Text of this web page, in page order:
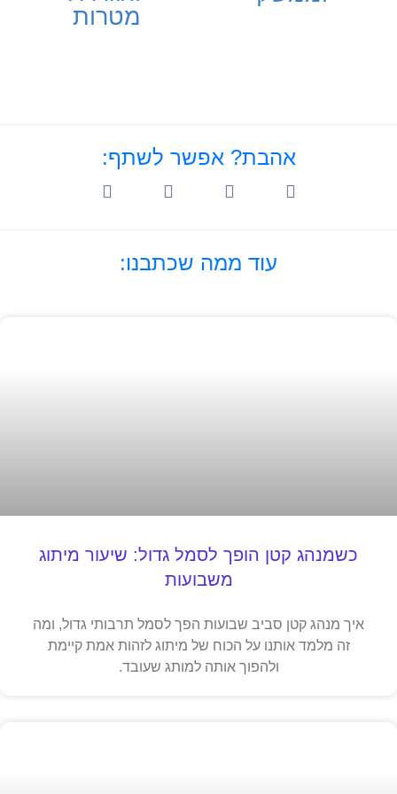
מטרות
אהבת? אפשר לשתף:
עוד ממה שכתבנו:
כשמנהג קטן הופך לסמל גדול: שיעור מיתוג
משבועות
איך מנהג קטן סביב שבועות הפך לסמל תרבותי גדול, ומה
זה מלמד אותנו על הכוח של מיתוג לזהות אמת קיימת
ולהפוך אותה למותג שעובד.